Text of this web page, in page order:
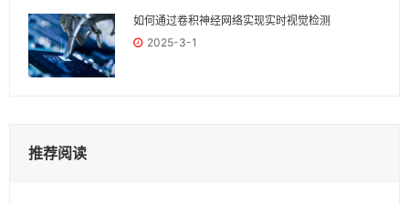
如何通过卷积神经网络实现实时视觉检测
2025-3-1
推荐阅读